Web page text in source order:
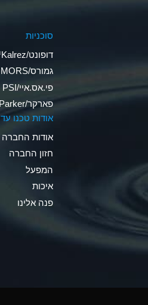
סוכניות
דופונט/Kalrez™
גמורס/GMORS
פי.אס.איי/PSI
פארקר/Parker
אודות טכנו עד
אודות החברה
חזון החברה
המפעל
איכות
פנה אלינו